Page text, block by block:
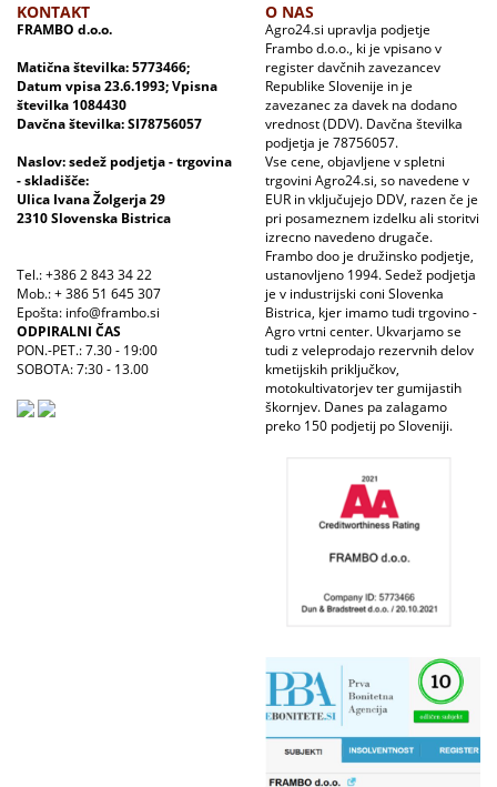
KONTAKT
FRAMBO d.o.o.
Matična številka: 5773466;
Datum vpisa 23.6.1993; Vpisna
številka 1084430
Davčna številka: SI78756057
Naslov: sedež podjetja - trgovina
- skladišče:
Ulica Ivana Žolgerja 29
2310 Slovenska Bistrica
Tel.: +386 2 843 34 22
Mob.: + 386 51 645 307
Epošta: info@frambo.si
ODPIRALNI ČAS
PON.-PET.: 7.30 - 19:00
SOBOTA: 7:30 - 13.00
O NAS
Agro24.si upravlja podjetje
Frambo d.o.o., ki je vpisano v
register davčnih zavezancev
Republike Slovenije in je
zavezanec za davek na dodano
vrednost (DDV). Davčna številka
podjetja je 78756057.
Vse cene, objavljene v spletni
trgovini Agro24.si, so navedene v
EUR in vključujejo DDV, razen če je
pri posameznem izdelku ali storitvi
izrecno navedeno drugače.
Frambo doo je družinsko podjetje,
ustanovljeno 1994. Sedež podjetja
je v industrijski coni Slovenka
Bistrica, kjer imamo tudi trgovino -
Agro vrtni center. Ukvarjamo se
tudi z veleprodajo rezervnih delov
kmetijskih priključkov,
motokultivatorjev ter gumijastih
škornjev. Danes pa zalagamo
preko 150 podjetij po Sloveniji.